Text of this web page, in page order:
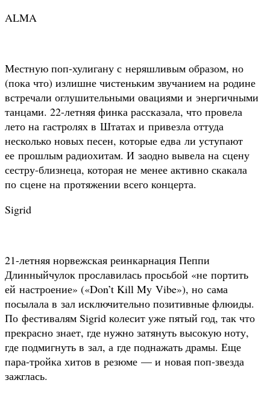
ALMA
Местную поп-хулигану с неряшливым образом, но
(пока что) излишне чистеньким звучанием на родине
встречали оглушительными овациями и энергичными
танцами. 22-летняя финка рассказала, что провела
лето на гастролях в Штатах и привезла оттуда
несколько новых песен, которые едва ли уступают
ее прошлым радиохитам. И заодно вывела на сцену
сестру-близнеца, которая не менее активно скакала
по сцене на протяжении всего концерта.
Sigrid
21-летняя норвежская реинкарнация Пеппи
Длинныйчулок прославилась просьбой «не портить
ей настроение» («Don’t Kill My Vibe»), но сама
посылала в зал исключительно позитивные флюиды.
По фестивалям Sigrid колесит уже пятый год, так что
прекрасно знает, где нужно затянуть высокую ноту,
где подмигнуть в зал, а где поднажать драмы. Еще
пара-тройка хитов в резюме — и новая поп-звезда
зажглась.